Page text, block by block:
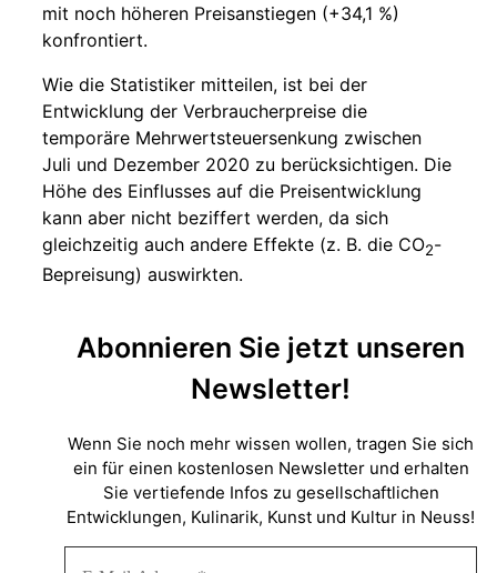
mit noch höheren Preisanstiegen (+34,1 %)
konfrontiert.
Wie die Statistiker mitteilen, ist bei der
Entwicklung der Verbraucherpreise die
temporäre Mehrwertsteuersenkung zwischen
Juli und Dezember 2020 zu berücksichtigen. Die
Höhe des Einflusses auf die Preisentwicklung
kann aber nicht beziffert werden, da sich
gleichzeitig auch andere Effekte (z. B. die CO2-
Bepreisung) auswirkten.
Abonnieren Sie jetzt unseren
Newsletter!
Wenn Sie noch mehr wissen wollen, tragen Sie sich
ein für einen kostenlosen Newsletter und erhalten
Sie vertiefende Infos zu gesellschaftlichen
Entwicklungen, Kulinarik, Kunst und Kultur in Neuss!